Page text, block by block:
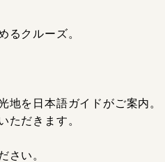
るクルーズ。
を日本語ガイドがご案内。
ただきます。
さい。